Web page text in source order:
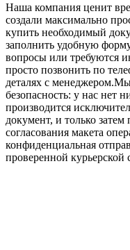
Наша компания ценит
создали максимально
купить необходимый
заполнить удобную
вопросы или требуются
просто позвонить по
деталях с
безопасность: у нас нет
производится
документ, и только
согласования макета
конфиденциальная
проверенной курьерской